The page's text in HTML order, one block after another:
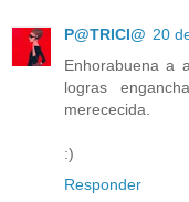
P@TRICI@ 20
Enhorabuena a
logras
merececida.
:)
Responder